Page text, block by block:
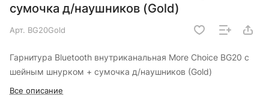
сумочка д/наушников (Gold)
Арт. BG20Gold
Гарнитура Bluetooth внутриканальная More Choice BG20 с
шейным шнурком + сумочка д/наушников (Gold)
Все описание